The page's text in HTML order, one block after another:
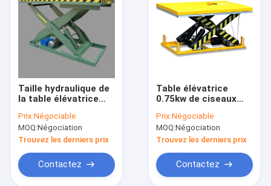
Taille hydraulique de
la table élévatrice
ciseaux d'usine
d'entrepôt
Prix:Négociable
MOQ:Négociation
Trouvez les derniers prix
Contactez
Table élévatrice
0.75kw de ciseaux
électriques
stationnaires de
grande taille
Prix:Négociable
MOQ:Négociation
Trouvez les derniers prix
Contactez